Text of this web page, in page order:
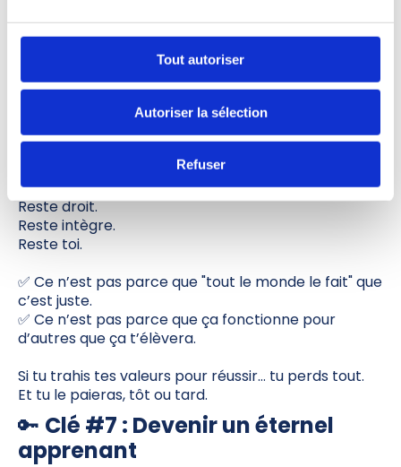
Tout autoriser
Autoriser la sélection
Refuser
🔑Clé #6 : Rester fidèle à ses
À un moment, tu seras tenté.
On te proposera un raccourci, une astuce, une
méthode qui "marche vite" mais quine résonne pas
avec tes valeurs
C’est là que tu dois être fort.
Reste droit.
Reste intègre.
Reste toi.
✅ Ce n’est pas parce que "tout le monde le fait" que
c’est juste.
✅ Ce n’est pas parce que ça fonctionne pour
d’autres que ça t’élèvera.
Si tu trahis tes valeurs pour réussir… tu perds tout.
Et tu le paieras, tôt ou tard.
🔑 Clé #7 : Devenir un éternel
apprenant